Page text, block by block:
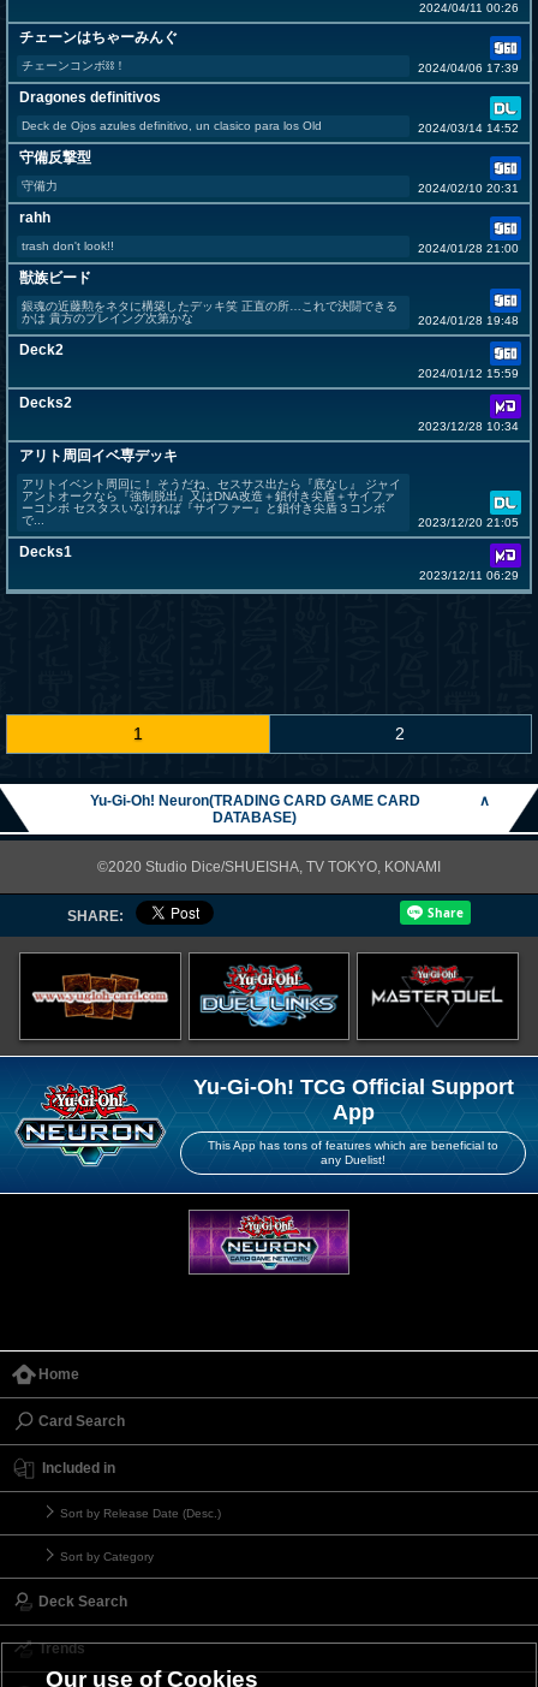
2024/04/11 00:26
チェーンはちゃーみんぐ
チェーンコンボ⛓！ 2024/04/06 17:39
Dragones definitivos
Deck de Ojos azules definitivo, un clasico para los Old 2024/03/14 14:52
守備反撃型
守備力 2024/02/10 20:31
rahh
trash don't look!! 2024/01/28 21:00
獣族ビード
銀魂の近藤勲をネタに構築したデッキ笑 正直の所…これで決闘できる
かは 貴方のプレイング次第かな
2024/01/28 19:48
Deck2
2024/01/12 15:59
Decks2
2023/12/28 10:34
アリト周回イベ専デッキ
アリトイベント周回に！ そうだね、セスサス出たら『底なし』 ジャイ
アントオークなら『強制脱出』又はDNA改造＋鎖付き尖盾＋サイファ
ーコンボ セスタスいなければ『サイファー』と鎖付き尖盾３コンボ
で...
2023/12/20 21:05
Decks1
2023/12/11 06:29
1 2
Yu-Gi-Oh! Neuron(TRADING CARD GAME CARD
DATABASE)
∧
©2020 Studio Dice/SHUEISHA, TV TOKYO, KONAMI
SHARE:
Yu-Gi-Oh! TCG Official Support
App
This App has tons of features which are beneficial to
any Duelist!
Home
Card Search
Included in
Sort by Release Date (Desc.)
Sort by Category
Deck Search
Trends
Our use of Cookies